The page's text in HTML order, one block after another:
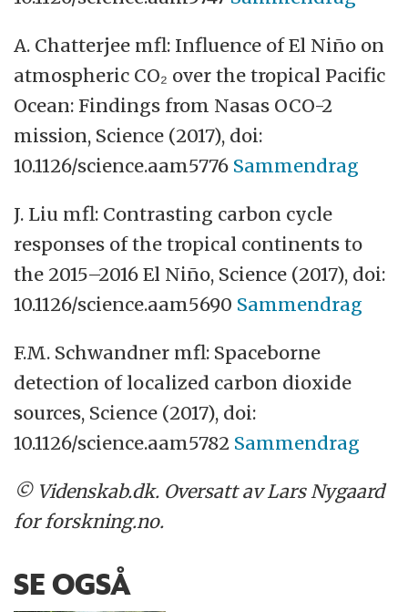
A. Chatterjee mfl: Influence of El Niño on
atmospheric CO₂ over the tropical Pacific
Ocean: Findings from Nasas OCO-2
mission, Science (2017), doi:
10.1126/science.aam5776 Sammendrag
J. Liu mfl: Contrasting carbon cycle
responses of the tropical continents to
the 2015–2016 El Niño, Science (2017), doi:
10.1126/science.aam5690 Sammendrag
F.M. Schwandner mfl: Spaceborne
detection of localized carbon dioxide
sources, Science (2017), doi:
10.1126/science.aam5782 Sammendrag
© Videnskab.dk. Oversatt av Lars Nygaard
for forskning.no.
SE OGSÅ